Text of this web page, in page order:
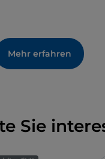
Mehr erfahren
Sie